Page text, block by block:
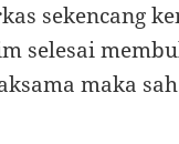
sekencang
selesai
maka